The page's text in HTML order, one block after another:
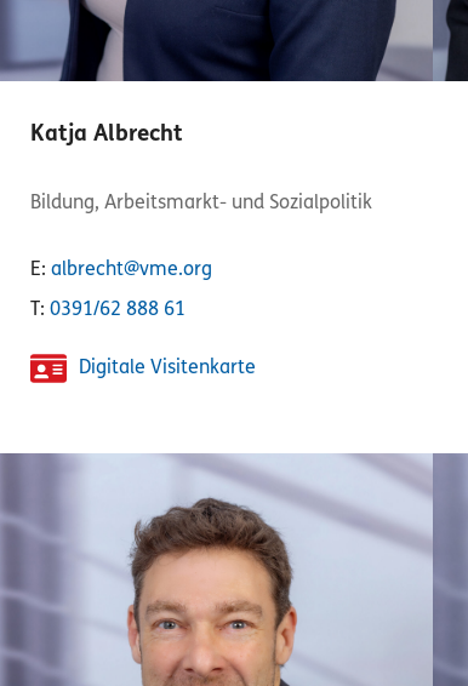
Katja Albrecht
Bildung, Arbeitsmarkt- und Sozialpolitik
E: albrecht@vme.org
T: 0391/62 888 61
Digitale Visitenkarte